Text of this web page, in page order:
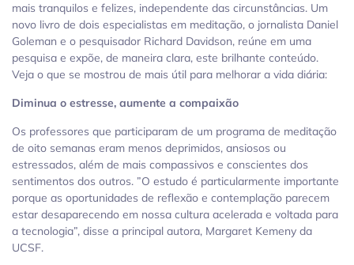
mais tranquilos e felizes, independente das circunstâncias. Um
novo livro de dois especialistas em meditação, o jornalista Daniel
Goleman e o pesquisador Richard Davidson, reúne em uma
pesquisa e expõe, de maneira clara, este brilhante conteúdo.
Veja o que se mostrou de mais útil para melhorar a vida diária:
Diminua o estresse, aumente a compaixão
Os professores que participaram de um programa de meditação
de oito semanas eram menos deprimidos, ansiosos ou
estressados, além de mais compassivos e conscientes dos
sentimentos dos outros. ”O estudo é particularmente importante
porque as oportunidades de reflexão e contemplação parecem
estar desaparecendo em nossa cultura acelerada e voltada para
a tecnologia”, disse a principal autora, Margaret Kemeny da
UCSF.